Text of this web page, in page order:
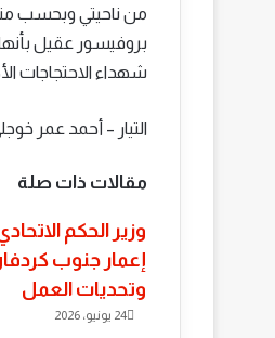
من ناحيتي وبحسب
بروفيسور عقيل
شهداء الاحتجاجات
التيار – أحمد عمر
مقالات ذات صلة
وزير الحكم
إعمار جنوب
وتحديات العمل
24 يونيو، 2026